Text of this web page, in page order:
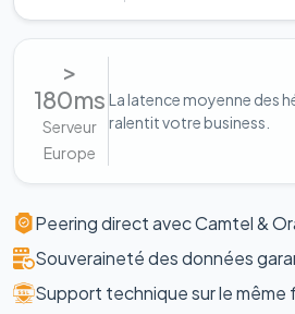
>
180ms
Serveur
Europe
La latence moyenne des
ralentit votre business.
Peering direct avec Camtel &
Souveraineté des données
Support technique sur le même